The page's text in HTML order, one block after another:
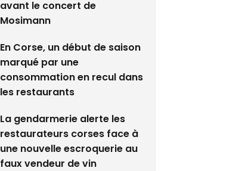
avant le concert de
Mosimann
En Corse, un début de saison
marqué par une
consommation en recul dans
les restaurants
La gendarmerie alerte les
restaurateurs corses face à
une nouvelle escroquerie au
faux vendeur de vin